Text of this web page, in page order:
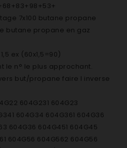
7x100 butane propane
butane propane en gaz
ex (60x1,5=90)
le n° le plus approchant.
but/propane faire l inverse
604G231 604G23
604G34 604G361 604G36
604G36 604G451 604G45
604G56 604G562 604G56